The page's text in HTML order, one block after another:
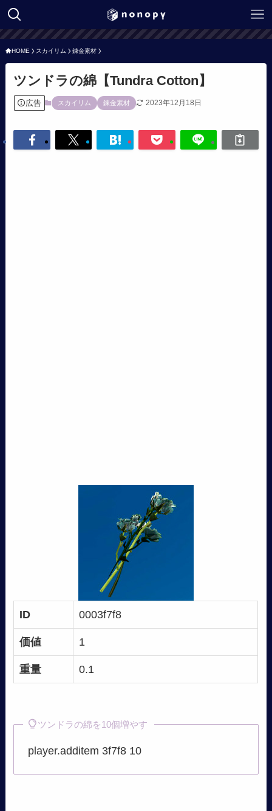
HOME スカイリム 錬金素材
ツンドラの綿【Tundra Cotton】
広告 スカイリム 錬金素材 2023年12月18日
ID 0003f7f8
価値 1
重量 0.1
ツンドラの綿を10個増やす
player.additem 3f7f8 10